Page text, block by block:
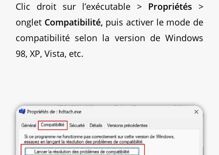
Clic droit sur l’exécutable > Propriétés >
onglet Compatibilité, puis activer le mode de
compatibilité selon la version de Windows
98, XP, Vista, etc.